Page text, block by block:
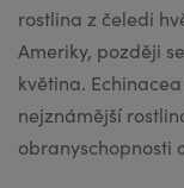
rostlina z čeledi
Ameriky, později
květina.
nejznámější
obranyschopnosti